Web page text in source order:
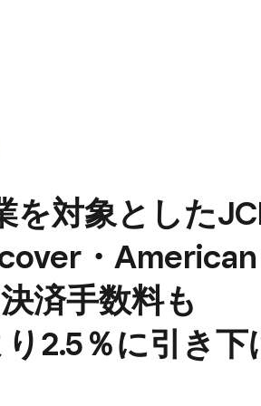
を​対象とした​
・American
済手数料も​
​2.5％に​引き下